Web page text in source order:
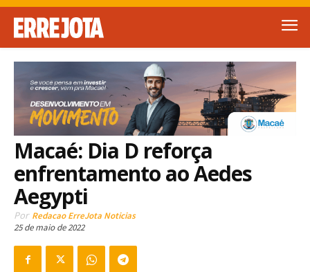
Macaé: Dia D reforça
enfrentamento ao Aedes
Aegypti
Por Redacao ErreJota Noticias
25 de maio de 2022